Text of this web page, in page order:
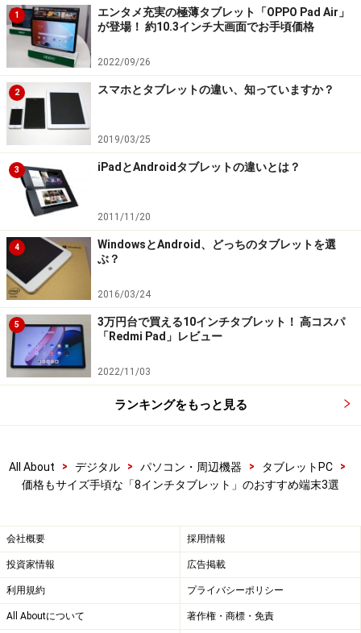
は3GBなので十分と言えます。Amazonで多くの人が購入
しており、評価件数が1300件を超える数になっていま
す。
また、国内でよく売れているだけに、保護フィルムやケ
ースが多くの選択肢から選べるのも特徴です。
ALLDOCUBE iPlay 50 mini
最近発売された端末で、価格はAmazonで1万6999円（税
込み）で販売されています。
iPlay 50 mini（ALLDOCUBEのホームページより引用）
メモリは4GB（仮想メモリ対応）、ストレージが64GB、
Wi-Fi、4GLTE、GPSを搭載します。搭載OSはAndroid 13
です。ディスプレイサイズが8.4インチで、解像度は
1920x1200。
YouTubeやプライムビデオ、Huluで、フルHDのコンテン
ALLDOCUBE iPlay50 ｍini タブレット Android 13 8.4イ
ンチタブレット 1920×1200FHD+ Incell IPSディスプ
レイ 12GB(4+8拡張) 64GBストレージ Widevine L1 ア
ンドロイドタブレット 8コアCPU 4G LTE デュアル
1
エンタメ充実の極薄タブレット「OPPO Pad Air」
が登場！ 約10.3インチ大画面でお手頃価格
2022/09/26
2 スマホとタブレットの違い、知っていますか？
2019/03/25
3 iPadとAndroidタブレットの違いとは？
2011/11/20
4
WindowsとAndroid、どっちのタブレットを選
ぶ？
2016/03/24
5
3万円台で買える10インチタブレット！ 高コスパ
「Redmi Pad」レビュー
2022/11/03
ランキングをもっと見る
All About > デジタル > パソコン・周辺機器 > タブレットPC
>
価格もサイズ手頃な「8インチタブレット」のおすすめ端末3選
会社概要 採用情報
投資家情報 広告掲載
利用規約 プライバシーポリシー
All Aboutについて 著作権・商標・免責